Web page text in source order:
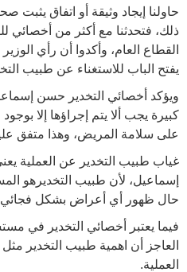
حاولنا إيجاد وثيقة أو اتفاق يثبت
ذلك، فتحدثنا مع أكثر من أخصائي
القطاع العام، وأكدوا أن رأي
يفتح الباب للاستغناء عن طبيب
ويؤكد أخصائي التخدير حسن
كبيرة يجب ألا يتم إجراؤها إلا
على سلامة المريض، وهذا متفق
غياب طبيب التخدير عن العملية
إسماعيل، لأن طبيب التخديرهو
حال ظهور أي أعراض بشكل فجائي،
فيما يعتبر أخصائي التخدير في
العاجز أن اهمية طبيب التخدير
العملية.